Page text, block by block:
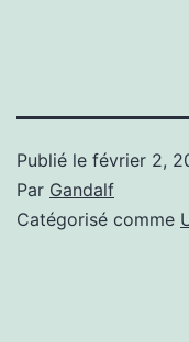
Publié le février 2,
Par Gandalf
Catégorisé comme